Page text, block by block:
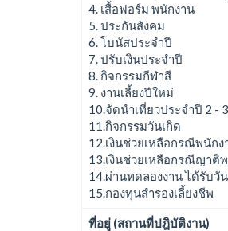
4. เสื้อฟอร์ม พนักงาน
5. ประกันสังคม
6. โบนัสประจำปี
7. ปรับเงินประจำปี
8. กิจกรรมกีฬาสี
9. งานเลี้ยงปีใหม่
10.จัดนำเที่ยวประจำปี 2 -
11.กิจกรรมวันเกิด
12.เงินช่วยเหลือกรณีพนักง
13.เงินช่วยเหลือกรณีญาติ
14.ผ่านทดลองงาน ได้รับวั
15.กองทุนสำรองเลี้ยงชีพ
ที่อยู่ (สถานที่ปฎิบัติงาน)